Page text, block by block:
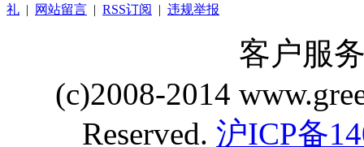
礼 | 网站留言 | RSS订阅 | 违规举报
客户服
(c)2008-2014
Reserved. 沪ICP备